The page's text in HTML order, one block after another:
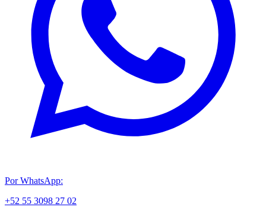
Por WhatsApp:
+52 55 3098 27 02